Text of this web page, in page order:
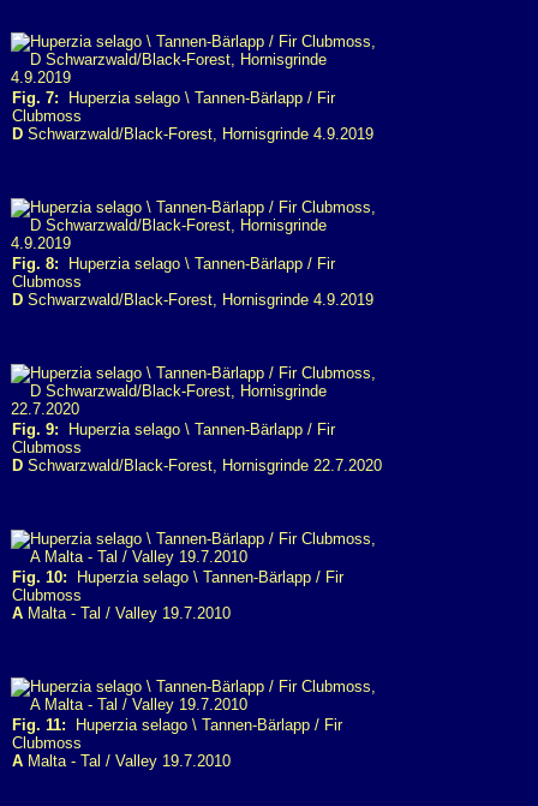
Fig. 7: Huperzia selago \ Tannen-Bärlapp / Fir
Clubmoss
D Schwarzwald/Black-Forest, Hornisgrinde 4.9.2019
Fig. 8: Huperzia selago \ Tannen-Bärlapp / Fir
Clubmoss
D Schwarzwald/Black-Forest, Hornisgrinde 4.9.2019
Fig. 9: Huperzia selago \ Tannen-Bärlapp / Fir
Clubmoss
D Schwarzwald/Black-Forest, Hornisgrinde 22.7.2020
Fig. 10: Huperzia selago \ Tannen-Bärlapp / Fir
Clubmoss
A Malta - Tal / Valley 19.7.2010
Fig. 11: Huperzia selago \ Tannen-Bärlapp / Fir
Clubmoss
A Malta - Tal / Valley 19.7.2010